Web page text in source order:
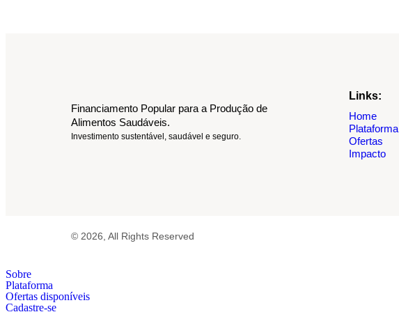
Financiamento Popular para a Produção de
Alimentos Saudáveis.
Investimento sustentável, saudável e seguro.
Links:
Home
Plataforma
Ofertas
Impacto
© 2026, All Rights Reserved
Sobre
Plataforma
Ofertas disponíveis
Cadastre-se